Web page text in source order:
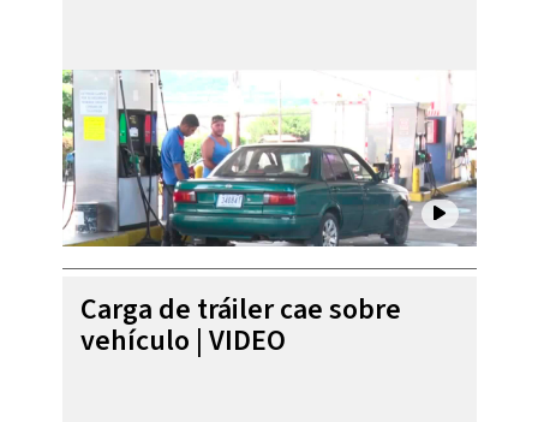
Carga de tráiler cae sobre
vehículo | VIDEO